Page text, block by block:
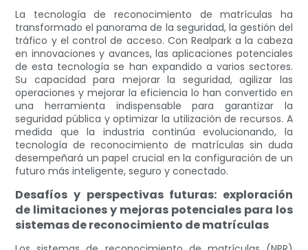
La tecnología de reconocimiento de matrículas ha
transformado el panorama de la seguridad, la gestión del
tráfico y el control de acceso. Con Realpark a la cabeza
en innovaciones y avances, las aplicaciones potenciales
de esta tecnología se han expandido a varios sectores.
Su capacidad para mejorar la seguridad, agilizar las
operaciones y mejorar la eficiencia lo han convertido en
una herramienta indispensable para garantizar la
seguridad pública y optimizar la utilización de recursos. A
medida que la industria continúa evolucionando, la
tecnología de reconocimiento de matrículas sin duda
desempeñará un papel crucial en la configuración de un
futuro más inteligente, seguro y conectado.
Desafíos y perspectivas futuras: exploración
de limitaciones y mejoras potenciales para los
sistemas de reconocimiento de matrículas